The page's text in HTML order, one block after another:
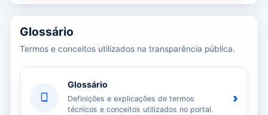
Glossário
Termos e conceitos utilizados na transparência pública.
Glossário
Definições e explicações de termos
técnicos e conceitos utilizados no portal.
›